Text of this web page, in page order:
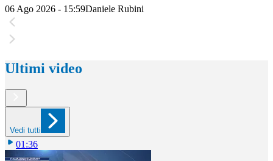
06 Ago 2026 - 15:59Daniele Rubini
Ultimi video
Vedi tutti
01:36